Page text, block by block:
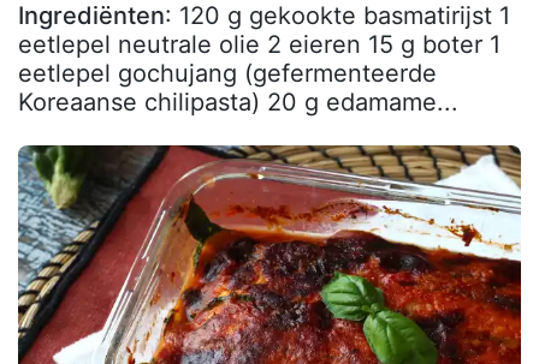
Ingrediënten: 120 g gekookte basmatirijst 1
eetlepel neutrale olie 2 eieren 15 g boter 1
eetlepel gochujang (gefermenteerde
Koreaanse chilipasta) 20 g edamame...